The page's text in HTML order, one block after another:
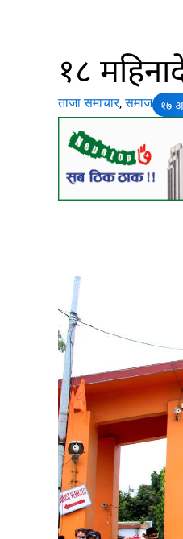
१८
ताजा समाचार,समाज १७